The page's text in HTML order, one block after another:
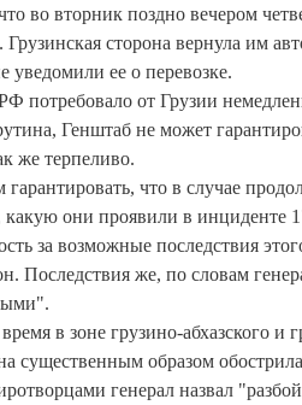
во вторник поздно вечером
Грузинская сторона вернула им
уведомили ее о перевозке.
потребовало от Грузии
Генштаб не может
же терпеливо.
что в случае
какую они проявили в инциденте
за возможные последствия
Последствия же, по словам
в зоне грузино-абхазского
существенным образом
генерал назвал